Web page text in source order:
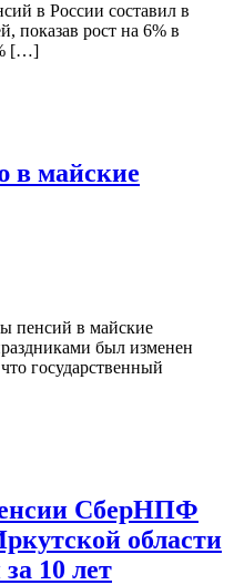
в России составил в
показав рост на 6% в
[…]
в майские
пенсий в майские
был изменен
государственный
СберНПФ
области
10 лет